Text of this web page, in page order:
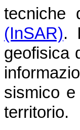
tecniche
(InSAR).
geofisica
sismico
territorio.